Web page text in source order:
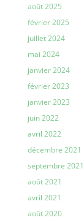
août 2025
février 2025
juillet 2024
mai 2024
janvier 2024
février 2023
janvier 2023
juin 2022
avril 2022
décembre 2021
septembre 2021
août 2021
avril 2021
août 2020